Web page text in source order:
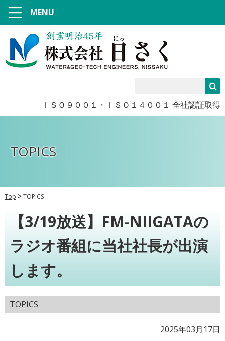
ＩＳＯ９００１・ＩＳＯ１４００１ 全社認証取得
MENU
TOPICS
Top TOPICS
【3/19放送】FM-NIIGATAの
ラジオ番組に当社社長が出演
します。
TOPICS
2025年03月17日